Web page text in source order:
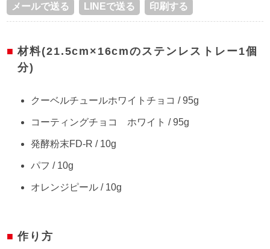
メールで送る LINEで送る 印刷する
材料(21.5cm×16cmのステンレストレー1個
分)
クーベルチュールホワイトチョコ / 95g
コーティングチョコ ホワイト / 95g
発酵粉末FD-R / 10g
パフ / 10g
オレンジピール / 10g
作り方